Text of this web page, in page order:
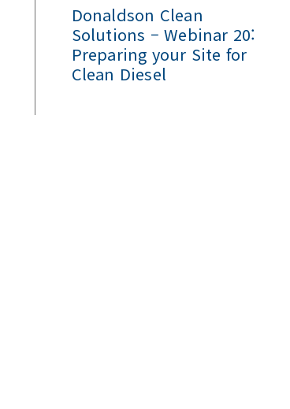
Donaldson Clean
Solutions – Webinar 20:
Preparing your Site for
Clean Diesel